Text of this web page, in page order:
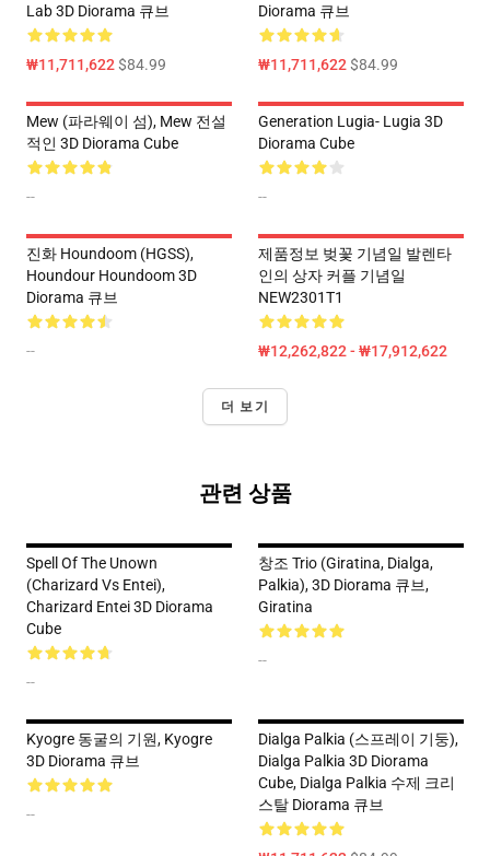
Lab 3D Diorama 큐브
₩11,711,622$84.99
Diorama 큐브
₩11,711,622$84.99
Mew (파라웨이 섬), Mew 전설
적인 3D Diorama Cube
--
Generation Lugia- Lugia 3D
Diorama Cube
--
진화 Houndoom (HGSS),
Houndour Houndoom 3D
Diorama 큐브
--
제품정보 벚꽃 기념일 발렌타
인의 상자 커플 기념일
NEW2301T1
₩12,262,822 - ₩17,912,622
더 보기
관련 상품
Spell Of The Unown
(Charizard Vs Entei),
Charizard Entei 3D Diorama
Cube
--
창조 Trio (Giratina, Dialga,
Palkia), 3D Diorama 큐브,
Giratina
--
Kyogre 동굴의 기원, Kyogre
3D Diorama 큐브
--
Dialga Palkia (스프레이 기둥),
Dialga Palkia 3D Diorama
Cube, Dialga Palkia 수제 크리
스탈 Diorama 큐브